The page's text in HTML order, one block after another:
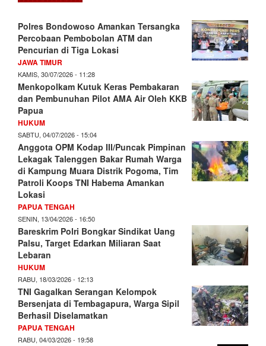
Polres Bondowoso Amankan Tersangka
Percobaan Pembobolan ATM dan
Pencurian di Tiga Lokasi
JAWA TIMUR
KAMIS, 30/07/2026 - 11:28
Menkopolkam Kutuk Keras Pembakaran
dan Pembunuhan Pilot AMA Air Oleh KKB
Papua
HUKUM
SABTU, 04/07/2026 - 15:04
Anggota OPM Kodap III/Puncak Pimpinan
Lekagak Talenggen Bakar Rumah Warga
di Kampung Muara Distrik Pogoma, Tim
Patroli Koops TNI Habema Amankan
Lokasi
PAPUA TENGAH
SENIN, 13/04/2026 - 16:50
Bareskrim Polri Bongkar Sindikat Uang
Palsu, Target Edarkan Miliaran Saat
Lebaran
HUKUM
RABU, 18/03/2026 - 12:13
TNI Gagalkan Serangan Kelompok
Bersenjata di Tembagapura, Warga Sipil
Berhasil Diselamatkan
PAPUA TENGAH
RABU, 04/03/2026 - 19:58